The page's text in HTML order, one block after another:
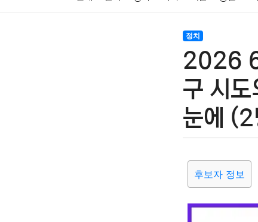
결혼 육아
기술 종교 사
정치
2026
구 시
눈에
후보자 정보